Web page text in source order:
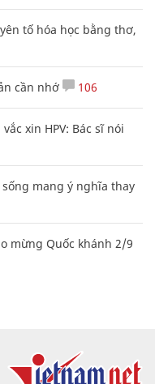
tố hóa học bằng thơ,
cần nhớ 106
xin HPV: Bác sĩ nói
mang ý nghĩa thay
mừng Quốc khánh 2/9